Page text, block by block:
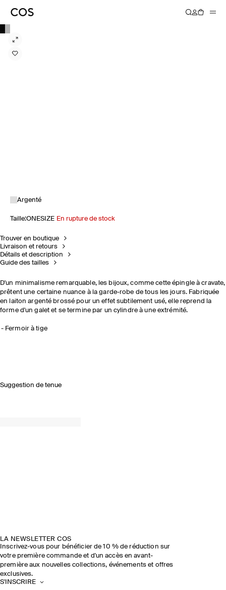
Argenté
Taille:ONESIZE En rupture de stock
Trouver en boutique
Livraison et retours
Détails et description
Guide des tailles
D'un minimalisme remarquable, les bijoux, comme cette épingle à cravate,
prêtent une certaine nuance à la garde-robe de tous les jours. Fabriquée
en laiton argenté brossé pour un effet subtilement usé, elle reprend la
forme d'un galet et se termine par un cylindre à une extrémité.
Fermoir à tige
Suggestion de tenue
LA NEWSLETTER COS
Inscrivez-vous pour bénéficier de 10 % de réduction sur
votre première commande et d'un accès en avant-
première aux nouvelles collections, événements et offres
exclusives.
S'INSCRIRE